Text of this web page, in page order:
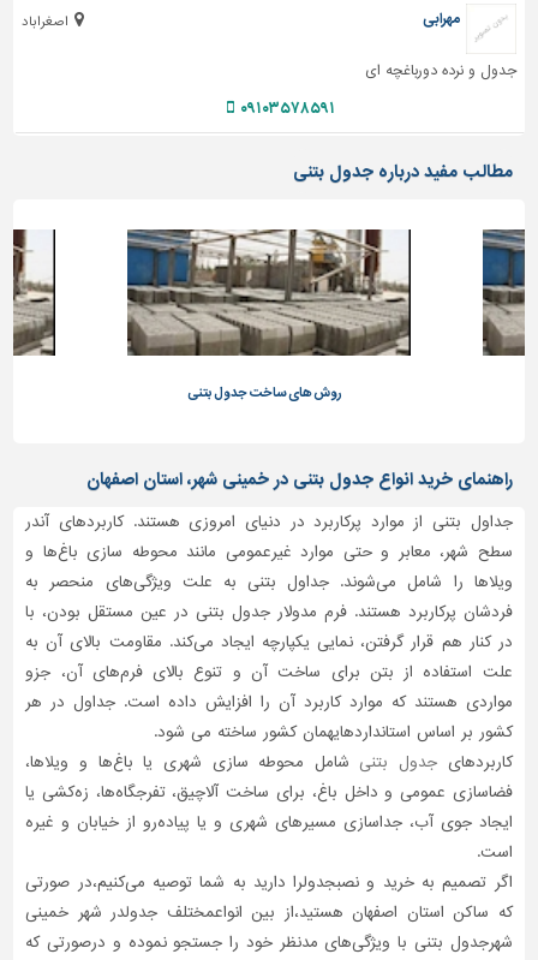
و
تاسیسات
ساختمان
اصغراباد مهرابی
جدول و نرده دورباغچه ای
۰۹۱۰۳۵۷۸۵۹۱
مطالب مفید درباره جدول بتنی
روش های ساخت جدول بتنی
راهنمای خرید انواع جدول بتنی در خمینی شهر، استان اصفهان
جداول بتنی از موارد پرکاربرد در دنیای امروزی هستند. کاربردهای آندر
سطح شهر، معابر و حتی موارد غیرعمومی مانند محوطه سازی باغ‌ها و
ویلاها را شامل می‌شوند. جداول بتنی به علت ویژگی‌های منحصر به
فردشان پرکاربرد هستند. فرم مدولار جدول بتنی در عین مستقل بودن، با
در کنار هم قرار گرفتن، نمایی یکپارچه ایجاد می‌کند. مقاومت بالای آن به
علت استفاده از بتن برای ساخت آن و تنوع بالای فرم‌های آن، جزو
مواردی‌ هستند که موارد کاربرد آن را افزایش داده است. جداول در هر
کشور بر اساس استانداردهایهمان کشور ساخته می شود.
کاربردهای جدول بتنی شامل محوطه سازی شهری یا باغ‌ها و ویلاها،
فضاسازی عمومی و داخل باغ، برای ساخت آلاچیق، تفرجگاه‌ها، زه‌کشی یا
ایجاد جوی آب، جداسازی مسیرهای شهری و یا پیاده‌رو از خیابان و غیره
است.
اگر تصمیم به خرید و نصبجدولرا دارید به شما توصیه می‌کنیم،در صورتی
که ساکن استان اصفهان هستید،از بین انواعمختلف جدولدر شهر خمینی
شهرجدول بتنی با ویژگی‌های مدنظر خود را جستجو نموده و درصورتی‌ که